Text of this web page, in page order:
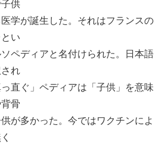
供
学が誕生した。それはフランスの
い
ペディアと名付けられた。日本語
れ
直ぐ」ペディアは「子供」を意味
骨
が多かった。今ではワクチンによ